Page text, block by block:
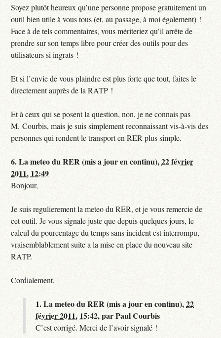
Soyez plutôt heureux qu’une personne propose gratuitement un
outil bien utile à vous tous (et, au passage, à moi également) !
Face à de tels commentaires, vous mériteriez qu’il arrête de
prendre sur son temps libre pour créer des outils pour des
utilisateurs si ingrats !
Et si l’envie de vous plaindre est plus forte que tout, faites le
directement auprès de la RATP !
Et à ceux qui se posent la question, non, je ne connais pas
M. Courbis, mais je suis simplement reconnaissant vis-à-vis des
personnes qui rendent le transport en RER plus simple.
6.La meteo du RER (mis a jour en continu),22 février
2011, 12:49
Bonjour,
Je suis regulierement la meteo du RER, et je vous remercie de
cet outil. Je vous signale juste que depuis quelques jours, le
calcul du pourcentage du temps sans incident est interrompu,
vraisemblablement suite a la mise en place du nouveau site
RATP.
Cordialement,
1.La meteo du RER (mis a jour en continu),22
février 2011, 15:42,parPaul Courbis
C’est corrigé. Merci de l’avoir signalé !